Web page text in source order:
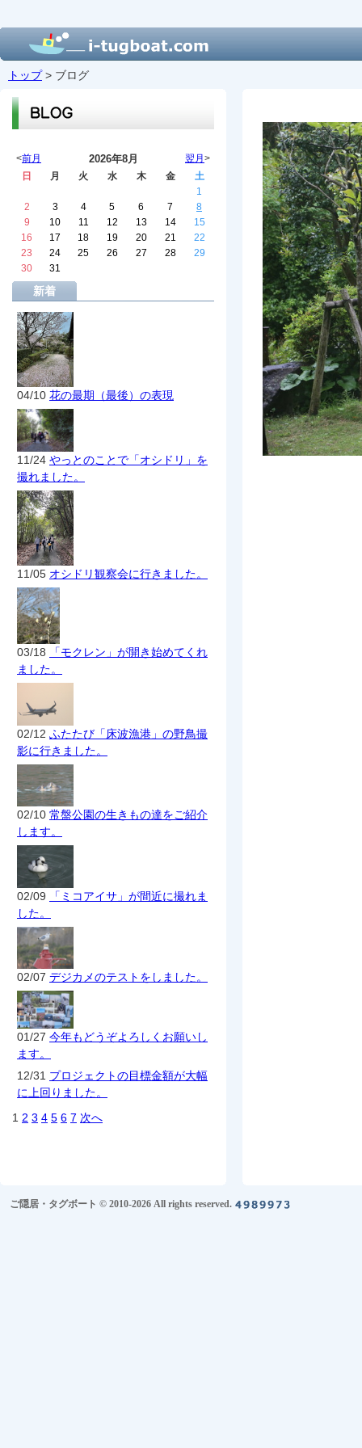
トップ> ブログ
翌月 >
<前月 2026年8月
日 月 火 水 木 金
土
1
2
3 4 5 6 7
8
9
10 11 12 13 14
15
16
17 18 19 20 21
22
23
24 25 26 27 28
29
30
31
新着
04/10 花の最期（最後）の表現
11/24 やっとのことで「オシドリ」を
撮れました。
11/05 オシドリ観察会に行きました。
03/18
「モクレン」が開き始めてくれ
ました。
02/12 ふたたび「床波漁港」の野鳥撮
影に行きました。
02/10 常盤公園の生きもの達をご紹介
します。
02/09
「ミコアイサ」が間近に撮れま
した。
02/07 デジカメのテストをしました。
01/27 今年もどうぞよろしくお願いし
ます。
12/31 プロジェクトの目標金額が大幅
に上回りました。
1 2 3 4 5 6 7 次へ
ご隠居・タグボート © 2010-2026 All rights reserved.